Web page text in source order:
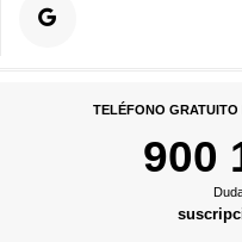
TELÉFONO
900